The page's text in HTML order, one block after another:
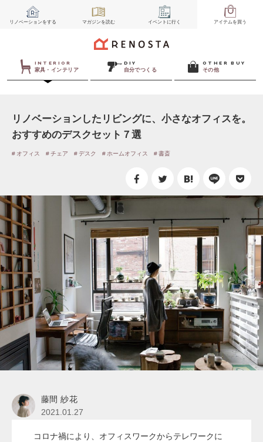
リノベーションをする マガジンを読む イベント に行く アイテムを買う
INTERIOR
家具・インテリア
DIY
自分でつくる
OTHER BUY
その他
リノベーションしたリビングに、小さなオフィスを。
おすすめのデスクセット７選
オフィス チェア デスク ホームオフィス 書斎
藤間 紗花
2021.01.27
コロナ禍により、オフィスワークからテレワークに